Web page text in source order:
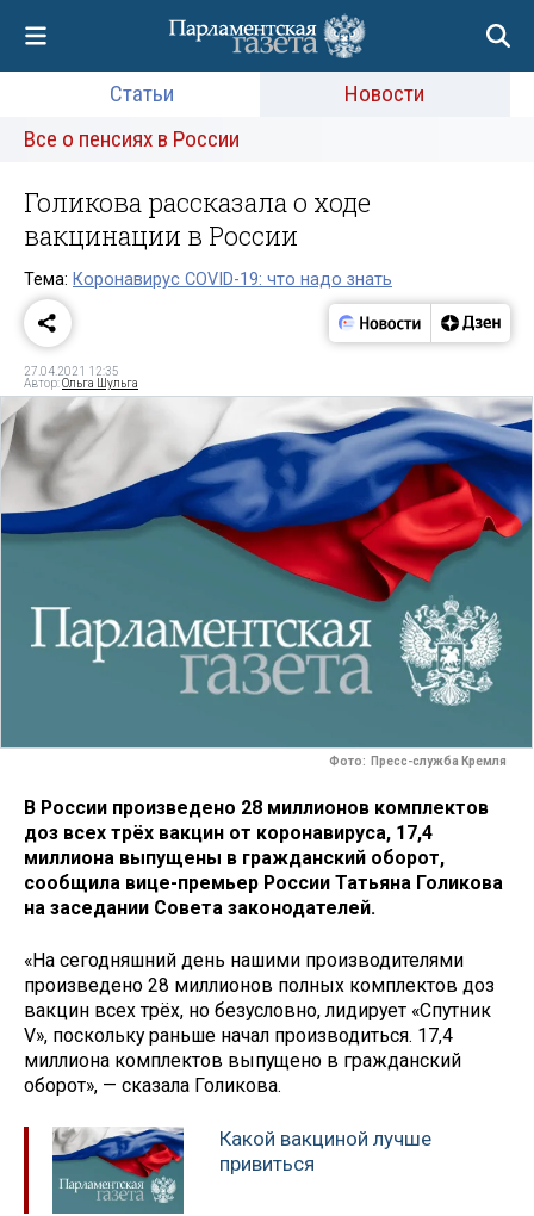
Статьи
Новости
Все о пенсиях в России
Голикова рассказала о ходе
вакцинации в России
Тема: Коронавирус COVID-19: что надо знать
27.04.2021 12:35
Автор:Ольга Шульга
Фото: Пресс-служба Кремля
В России произведено 28 миллионов комплектов
доз всех трёх вакцин от коронавируса, 17,4
миллиона выпущены в гражданский оборот,
сообщила вице-премьер России Татьяна Голикова
на заседании Совета законодателей.
«На сегодняшний день нашими производителями
произведено 28 миллионов полных комплектов доз
вакцин всех трёх, но безусловно, лидирует «Спутник
V», поскольку раньше начал производиться. 17,4
миллиона комплектов выпущено в гражданский
оборот», — сказала Голикова.
Какой вакциной лучше
привиться